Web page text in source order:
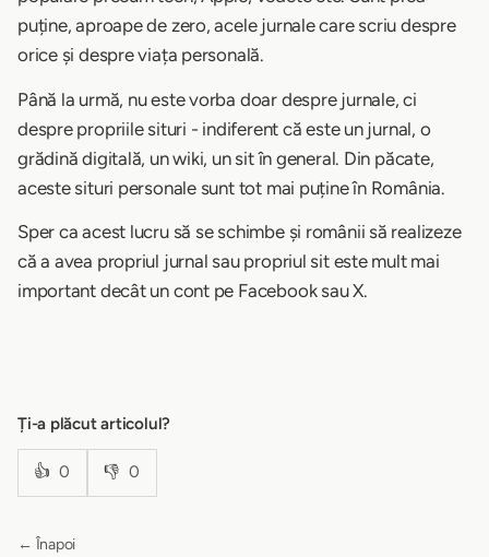
puține, aproape de zero, acele jurnale care scriu despre
orice și despre viața personală.
Până la urmă, nu este vorba doar despre jurnale, ci
despre propriile situri - indiferent că este un jurnal, o
grădină digitală, un wiki, un sit în general. Din păcate,
aceste situri personale sunt tot mai puține în România.
Sper ca acest lucru să se schimbe și românii să realizeze
că a avea propriul jurnal sau propriul sit este mult mai
important decât un cont pe Facebook sau X.
Ți-a plăcut articolul?
👍 0 👎 0
← Înapoi